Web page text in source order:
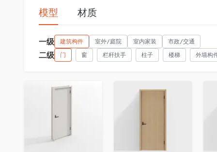
模型 材质
一级 建筑构件 室外/庭院 室内家装 市政/交通
二级 门 窗 栏杆扶手 柱子 楼梯 外墙构
收藏 收藏